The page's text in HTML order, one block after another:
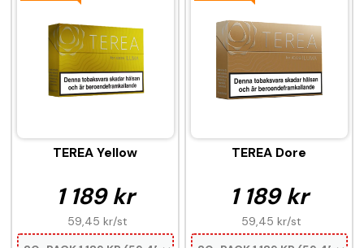
TEREA Yellow
1 189 kr
59,45 kr/st
TEREA Dore
1 189 kr
59,45 kr/st